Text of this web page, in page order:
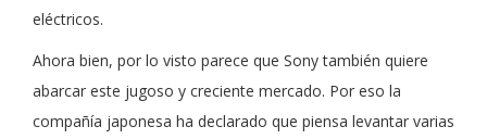
eléctricos.
Ahora bien, por lo visto parece que Sony también quiere
abarcar este jugoso y creciente mercado. Por eso la
compañía japonesa ha declarado que piensa levantar varias